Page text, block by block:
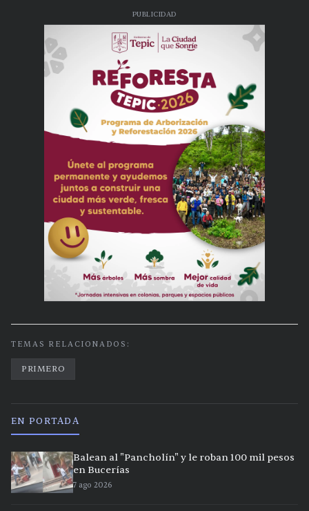
PUBLICIDAD
TEMAS RELACIONADOS:
PRIMERO
EN PORTADA
Balean al "Pancholín" y le roban 100 mil pesos
en Bucerías
7 ago 2026